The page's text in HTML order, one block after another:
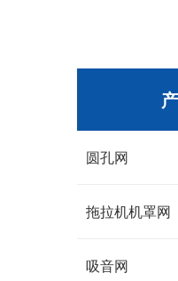
圆孔网
拖拉机机罩网
吸音网